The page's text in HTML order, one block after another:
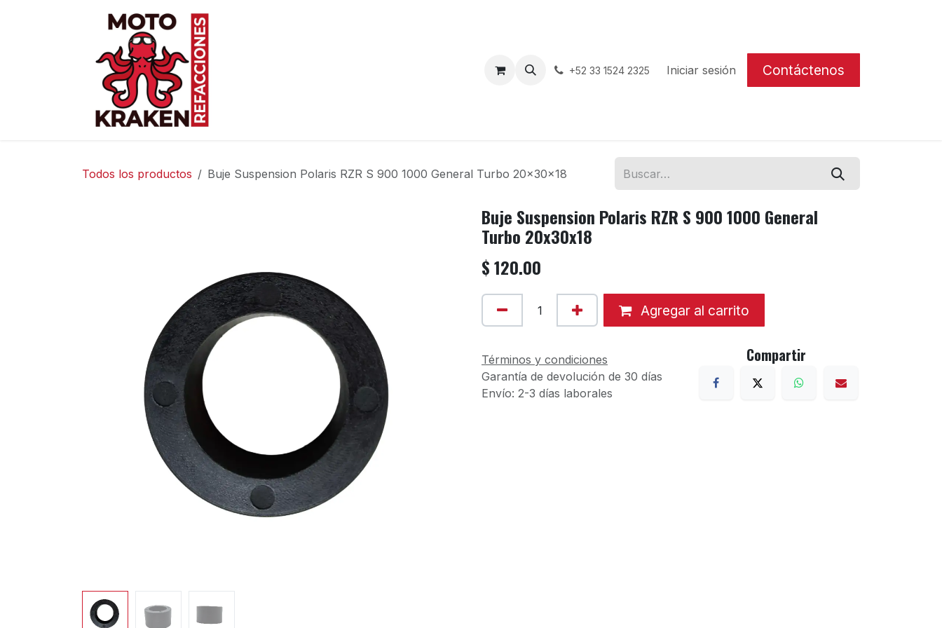
Contáctenos+52 33 1524 2325 Iniciar sesión Contáctenos
Todos los productos Buje Suspension Polaris RZR S 900 1000 General Turbo 20x30x18
Buje Suspension Polaris RZR S 900 1000 General
Turbo 20x30x18
$120.00
Agregar al carrito
Términos y condiciones
Garantía de devolución de 30 días
Envío: 2-3 días laborales
Compartir